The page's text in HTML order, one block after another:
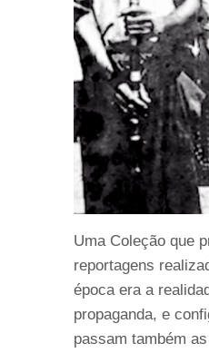
Uma Coleção que
reportagens
época era a
propaganda, e
passam também